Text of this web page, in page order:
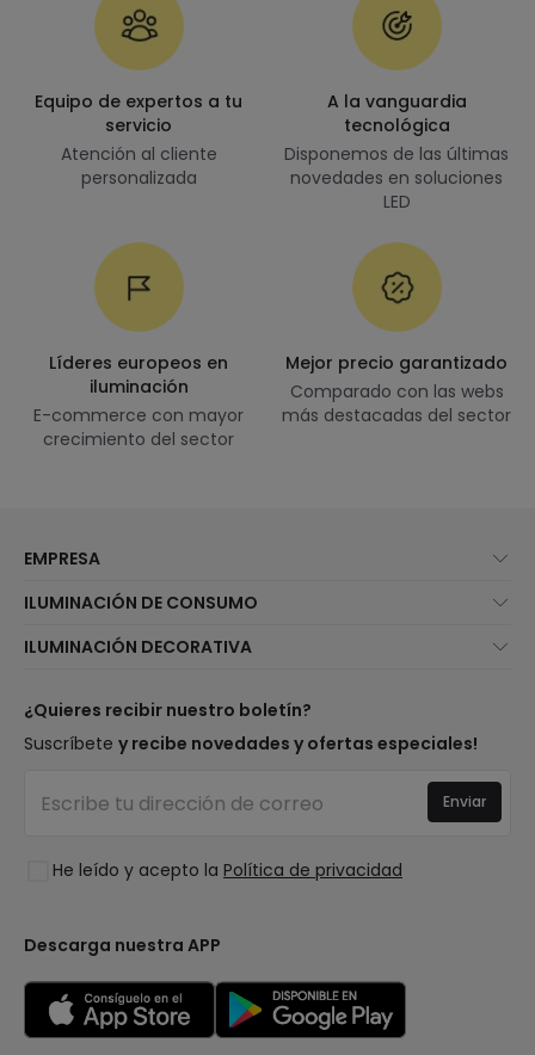
Equipo de expertos a tu
servicio
Atención al cliente
personalizada
A la vanguardia
tecnológica
Disponemos de las últimas
novedades en soluciones
LED
Líderes europeos en
iluminación
E-commerce con mayor
crecimiento del sector
Mejor precio garantizado
Comparado con las webs
más destacadas del sector
EMPRESA
Atención al cliente
Métodos de envío
¿Eres profesional?
Tiendas
Preguntas frecuentes
Iniciar sesión
ILUMINACIÓN DE CONSUMO
Marcas
Presupuestos
Iluminación para empresas
ILUMINACIÓN DECORATIVA
Top Marcas
Espacios
Colecciones
LoveYouGreen
¿Quieres recibir nuestro boletín?
Suscríbete y recibe novedades y ofertas especiales!
He leído y acepto la Política de privacidad
Enviar
Descarga nuestra APP